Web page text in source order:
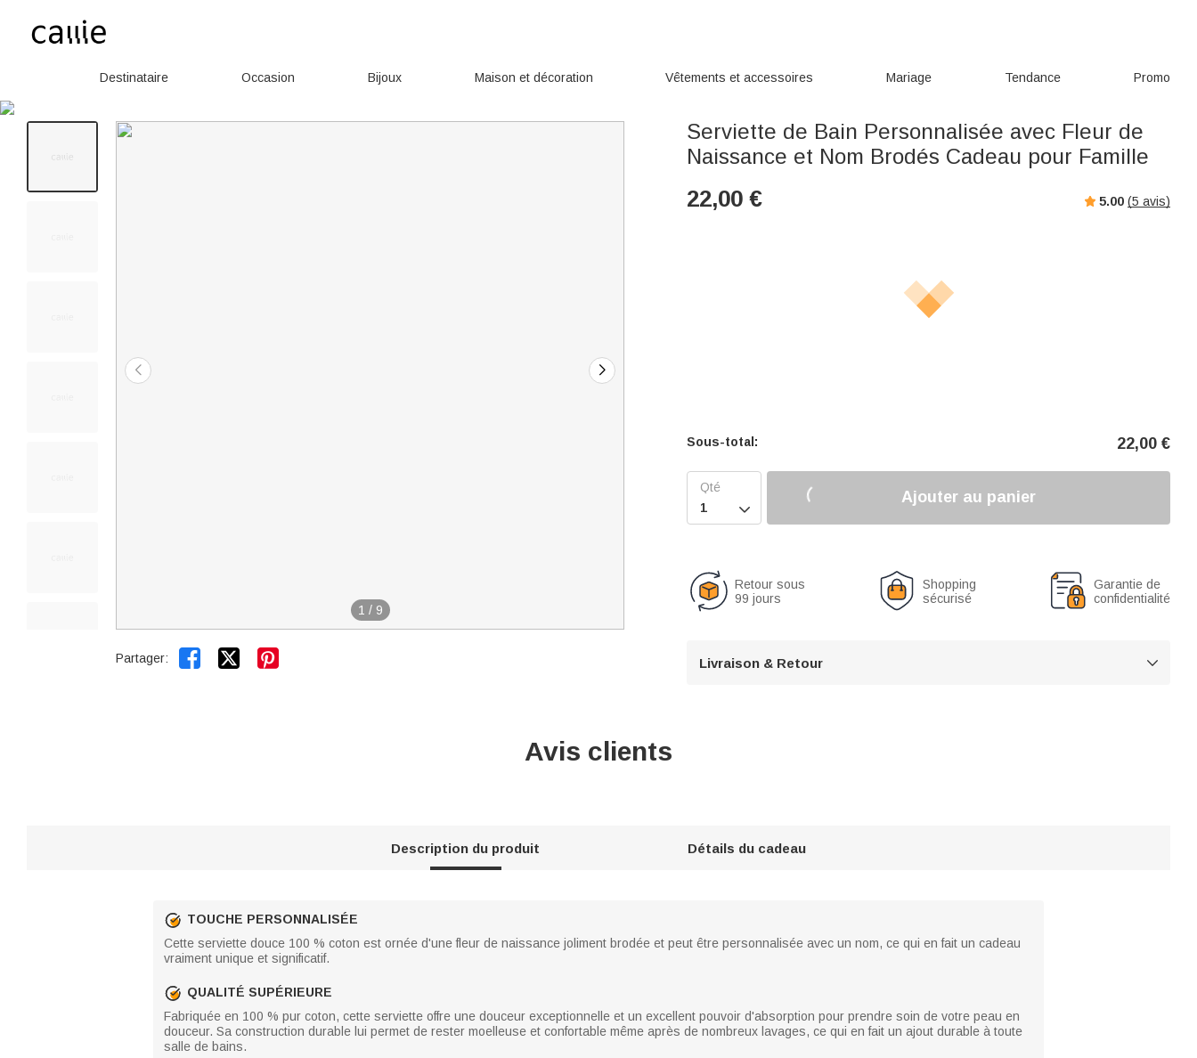
Destinataire Occasion Bijoux Maison et décoration Vêtements et accessoires Mariage Tendance Promo
1 / 9
Partager:  
Serviette de Bain Personnalisée avec Fleur de
Naissance et Nom Brodés Cadeau pour Famille
22,00 € 5.00 (5 avis)
Sous-total: 22,00 €

Ajouter au panier
Retour sous
99 jours
Shopping
sécurisé
Garantie de
confidentialité
Livraison & Retour 
Avis clients
Description du produit Détails du cadeau
TOUCHE PERSONNALISÉE
Cette serviette douce 100 % coton est ornée d'une fleur de naissance joliment brodée et peut être personnalisée avec un nom, ce qui en fait un cadeau
vraiment unique et significatif.
QUALITÉ SUPÉRIEURE
Fabriquée en 100 % pur coton, cette serviette offre une douceur exceptionnelle et un excellent pouvoir d'absorption pour prendre soin de votre peau en
douceur. Sa construction durable lui permet de rester moelleuse et confortable même après de nombreux lavages, ce qui en fait un ajout durable à toute
salle de bains.